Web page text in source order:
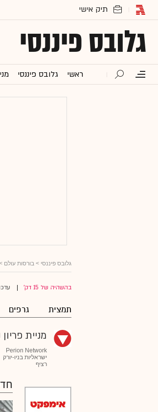
גלובס פיננסי
ראשי גלובס פיננסי
גלובס פיננסי > בורסות עולם
בהשהיה של 15 דק'
תמצית גרפים
מניית
Perion Network
ישראליות בניו-יורק
רציף